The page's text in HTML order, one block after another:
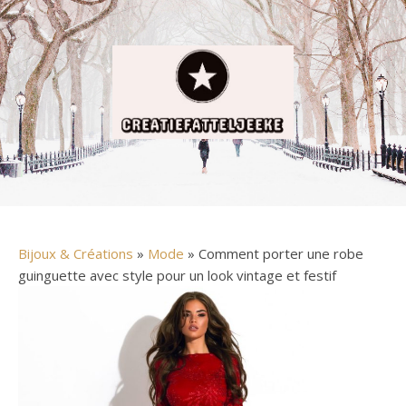
Bijoux & Créations » Mode » Comment porter une robe
guinguette avec style pour un look vintage et festif